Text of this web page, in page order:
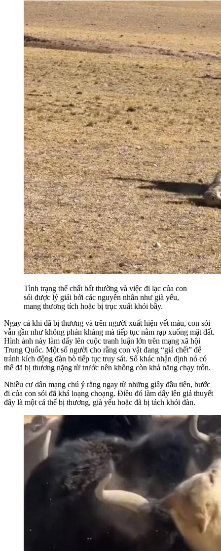
Tình trạng thể chất bất thường và việc đi lạc của con
sói được lý giải bởi các nguyên nhân như già yếu,
mang thương tích hoặc bị trục xuất khỏi bầy.
Ngay cả khi đã bị thương và trên người xuất hiện vết máu, con sói
vẫn gần như không phản kháng mà tiếp tục nằm rạp xuống mặt đất.
Hình ảnh này làm dấy lên cuộc tranh luận lớn trên mạng xã hội
Trung Quốc. Một số người cho rằng con vật đang “giả chết” để
tránh kích động đàn bò tiếp tục truy sát. Số khác nhận định nó có
thể đã bị thương nặng từ trước nên không còn khả năng chạy trốn.
Nhiều cư dân mạng chú ý rằng ngay từ những giây đầu tiên, bước
đi của con sói đã khá loạng choạng. Điều đó làm dấy lên giả thuyết
đây là một cá thể bị thương, già yếu hoặc đã bị tách khỏi đàn.